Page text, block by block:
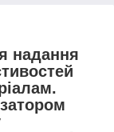
надання